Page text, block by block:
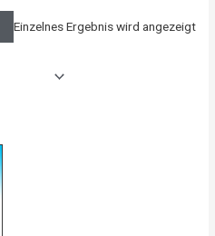
Einzelnes Ergebnis wird angezeigt